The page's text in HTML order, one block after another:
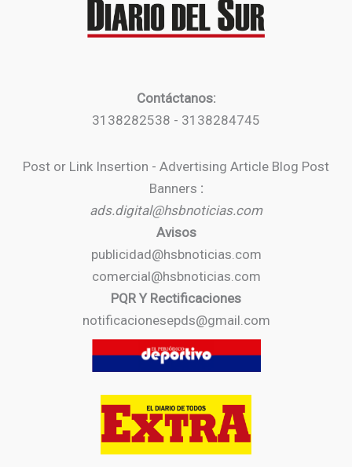
Contáctanos:
3138282538 - 3138284745
Post or Link Insertion - Advertising Article Blog Post
Banners :
ads.digital@hsbnoticias.com
Avisos
publicidad@hsbnoticias.com
comercial@hsbnoticias.com
PQR Y Rectificaciones
notificacionesepds@gmail.com